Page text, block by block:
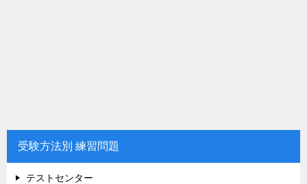
受験方法別 練習問題
テストセンター